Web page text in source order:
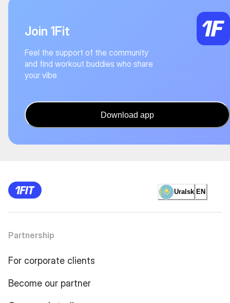
Join 1Fit
Feel the support of the community
and find workout buddies who share
your vibe
Download app
Uralsk EN
Partnership
For corporate clients
Become our partner